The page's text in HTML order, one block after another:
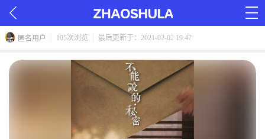
匿名用户 105次浏览 最后更新于：2021-02-02 19:47